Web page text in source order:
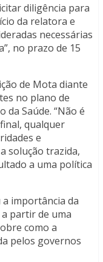
diligência para
da relatora e
necessárias
no prazo de 15
de Mota diante
no plano de
Saúde. “Não é
qualquer
e
solução trazida,
a uma política
importância da
partir de uma
como a
pelos governos